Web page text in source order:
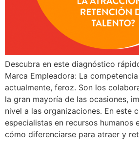
Descubra en este diagnóstico
Marca Empleadora: La
actualmente, feroz. Son los
la gran mayoría de las ocasiones,
nivel a las organizaciones. En este
especialistas en recursos humanos
cómo diferenciarse para atraer y